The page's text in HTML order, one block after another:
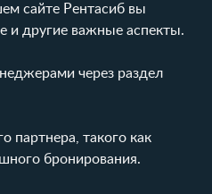
сайте Рентасиб вы
и другие важные аспекты.
через раздел
партнера, такого как
бронирования.